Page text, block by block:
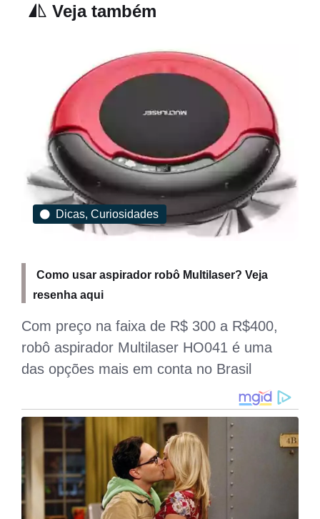
Veja também
Dicas, Curiosidades
Como usar aspirador robô Multilaser? Veja
resenha aqui
Com preço na faixa de R$ 300 a R$400,
robô aspirador Multilaser HO041 é uma
das opções mais em conta no Brasil